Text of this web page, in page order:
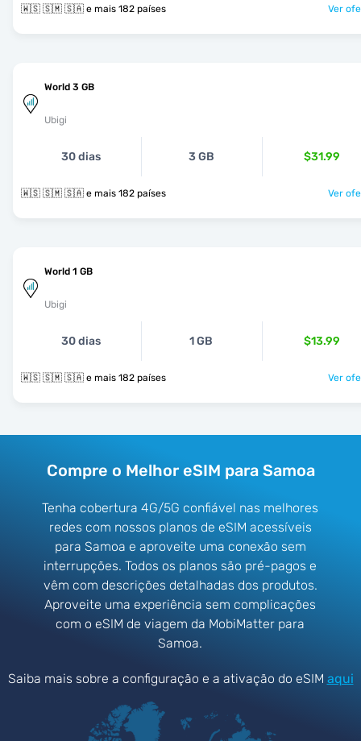
🇼🇸 🇸🇲 🇸🇦 e mais 182 países Ver
World 3 GB
Ubigi
30 dias 3 GB $31.99
🇼🇸 🇸🇲 🇸🇦 e mais 182 países Ver
World 1 GB
Ubigi
30 dias 1 GB $13.99
🇼🇸 🇸🇲 🇸🇦 e mais 182 países Ver
Compre o Melhor eSIM para Samoa
Tenha cobertura 4G/5G confiável nas melhores
redes com nossos planos de eSIM acessíveis
para Samoa e aproveite uma conexão sem
interrupções. Todos os planos são pré-pagos e
vêm com descrições detalhadas dos produtos.
Aproveite uma experiência sem complicações
com o eSIM de viagem da MobiMatter para
Samoa.
Saiba mais sobre a configuração e a ativação do eSIM aqui